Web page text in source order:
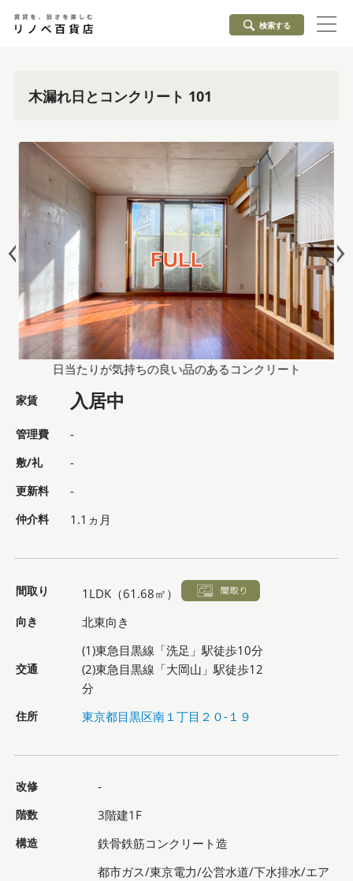
検索する
木漏れ日とコンクリート 101
日当たりが気持ちの良い品のあるコンクリート
家賃 入居中
管理費 -
敷/礼 -
更新料 -
仲介料 1.1ヵ月
間取り 1LDK（61.68㎡）
向き 北東向き
交通
(1)東急目黒線「洗足」駅徒歩10分
(2)東急目黒線「大岡山」駅徒歩12
分
住所 東京都目黒区南１丁目２０-１９
改修 -
階数 3階建1F
構造 鉄骨鉄筋コンクリート造
都市ガス/東京電力/公営水道/下水排水/エア